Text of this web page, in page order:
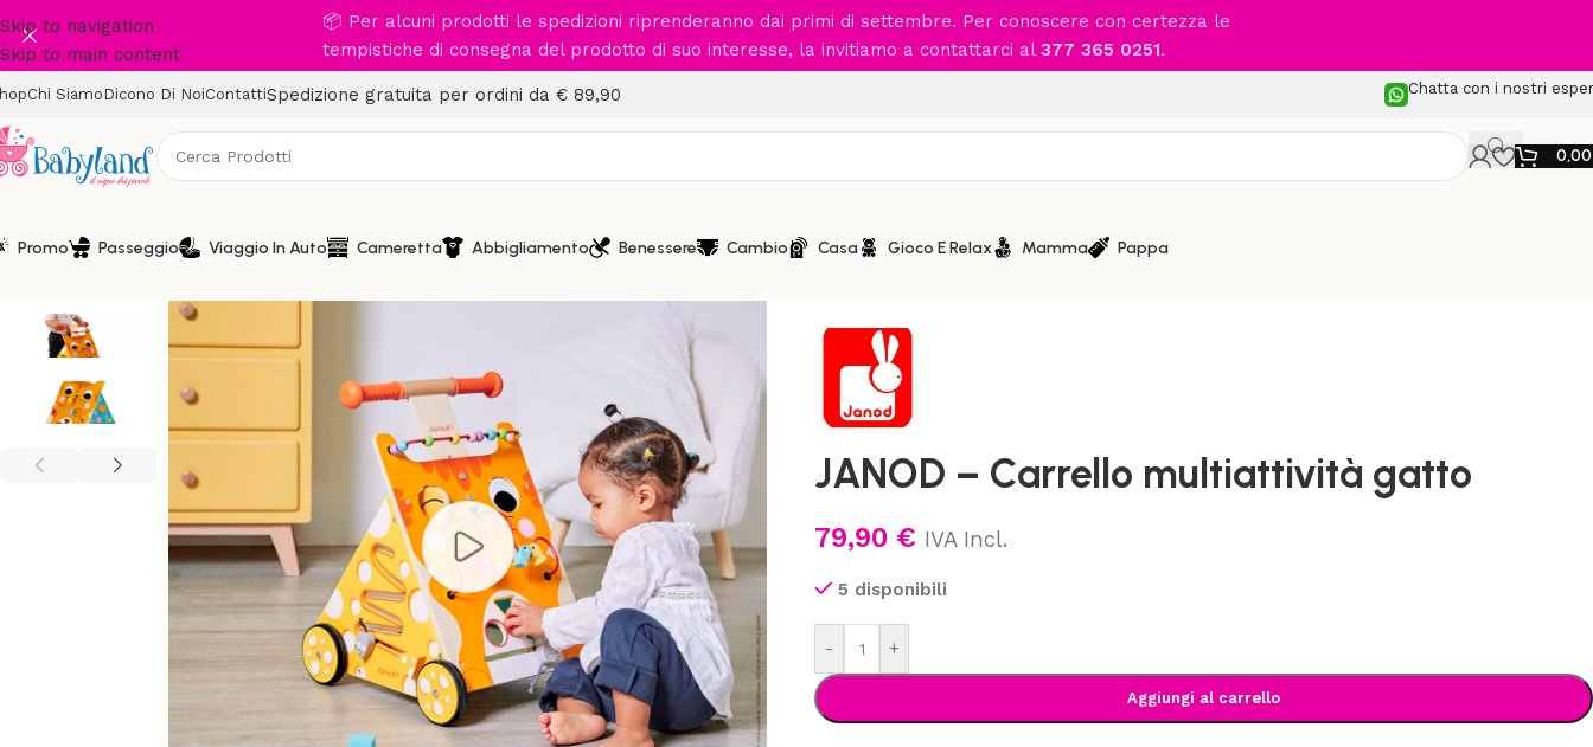
Skip to navigation
Skip to main content
📦 Per alcuni prodotti le spedizioni riprenderanno dai primi di settembre. Per conoscere con certezza le
tempistiche di consegna del prodotto di suo interesse, la invitiamo a contattarci al 377 365 0251.
Chi Siamo Dicono Di NoiContattiSpedizione gratuita per ordini da € 89,90 Chatta con i nostri
Promo Passeggio Viaggio In Auto Cameretta Abbigliamento Benessere Cambio Casa Gioco E Relax Mamma Pappa
Home/Gioco e Relax /Cavalcabili e Primi Passi
JANOD – Carrello multiattività gatto
79,90 € IVA Incl.
5 disponibili
- +
Aggiungi al carrello